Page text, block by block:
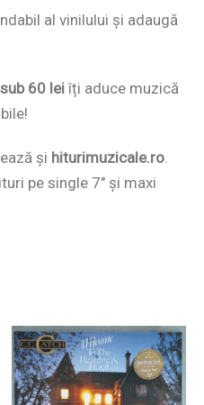
al vinilului și adaugă
60 leiîți aduce muzică
și hiturimuzicale.ro
pe single 7″ și maxi